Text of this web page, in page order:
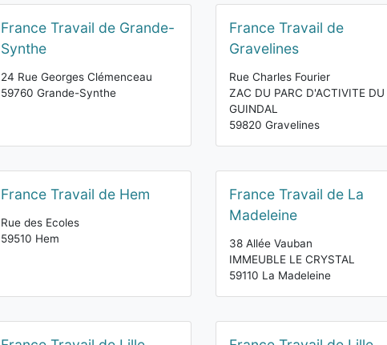
France Travail de Grande-
Synthe
24 Rue Georges Clémenceau
59760 Grande-Synthe
France Travail de
Gravelines
Rue Charles Fourier
ZAC DU PARC D'ACTIVITE DU
GUINDAL
59820 Gravelines
France Travail de Hem
Rue des Ecoles
59510 Hem
France Travail de La
Madeleine
38 Allée Vauban
IMMEUBLE LE CRYSTAL
59110 La Madeleine